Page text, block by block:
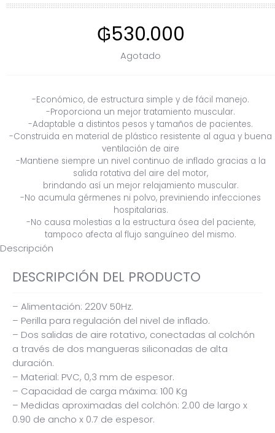
₲530.000
Agotado
-Económico, de estructura simple y de fácil manejo.
-Proporciona un mejor tratamiento muscular.
-Adaptable a distintos pesos y tamaños de pacientes.
-Construida en material de plástico resistente al agua y buena
ventilación de aire
-Mantiene siempre un nivel continuo de inflado gracias a la
salida rotativa del aire del motor,
brindando así un mejor relajamiento muscular.
-No acumula gérmenes ni polvo, previniendo infecciones
hospitalarias.
-No causa molestias a la estructura ósea del paciente,
tampoco afecta al flujo sanguíneo del mismo.
Descripción
DESCRIPCIÓN DEL PRODUCTO
– Alimentación: 220V 50Hz.
– Perilla para regulación del nivel de inflado.
– Dos salidas de aire rotativo, conectadas al colchón
a través de dos mangueras siliconadas de alta
duración.
– Material: PVC, 0,3 mm de espesor.
– Capacidad de carga máxima: 100 Kg
– Medidas aproximadas del colchón: 2.00 de largo x
0.90 de ancho x 0.7 de espesor.